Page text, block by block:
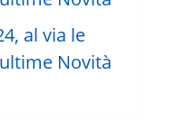
al via le
Novità